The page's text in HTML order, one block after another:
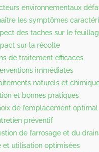
environnementaux
les symptômes
des taches sur le
sur la récolte
de traitement efficaces
immédiates
naturels et
et bonnes pratiques
de l’emplacement optimal
préventif
de l’arrosage et du
et utilisation optimisées